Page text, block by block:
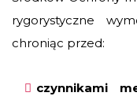
rygorystyczne
chroniąc przed:
czynnikami